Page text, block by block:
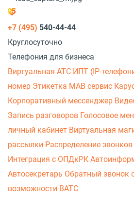
+7 (495) 540-44-44
Круглосуточно
Телефония для бизнеса
Виртуальная АТС ИПТ (IP-
номер Этикетка МАВ сервис
Корпоративный мессенджер
Запись разговоров Голосовое
личный кабинет Виртуальная
рассылки Распределение звонков
Интеграция с ОПДкРК
Автосекретарь Обратный звонок
возможности ВАТС